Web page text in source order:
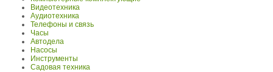
Видеотехника
Аудиотехника
Телефоны и связь
Часы
Автодела
Насосы
Инструменты
Садовая техника